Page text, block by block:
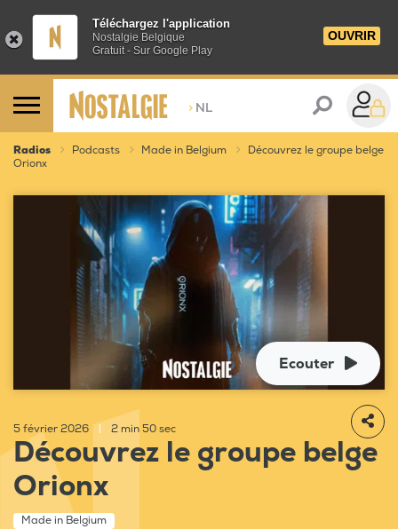
Téléchargez l'application
Nostalgie Belgique
Gratuit - Sur Google Play
OUVRIR
> NL
Radios Podcasts Made in Belgium
Découvrez le groupe belge
Orionx
Ecouter
5 février 2026 2 min 50 sec
Découvrez le groupe belge
Orionx
Made in Belgium